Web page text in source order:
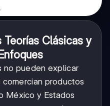
Clásicas y
no pueden explicar
comercian productos
México y Estados